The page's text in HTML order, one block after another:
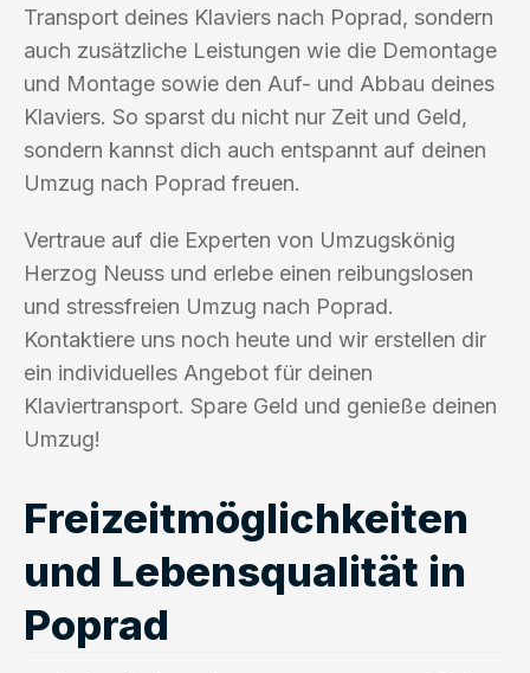
Transport deines Klaviers nach Poprad, sondern
auch zusätzliche Leistungen wie die Demontage
und Montage sowie den Auf- und Abbau deines
Klaviers. So sparst du nicht nur Zeit und Geld,
sondern kannst dich auch entspannt auf deinen
Umzug nach Poprad freuen.
Vertraue auf die Experten von Umzugskönig
Herzog Neuss und erlebe einen reibungslosen
und stressfreien Umzug nach Poprad.
Kontaktiere uns noch heute und wir erstellen dir
ein individuelles Angebot für deinen
Klaviertransport. Spare Geld und genieße deinen
Umzug!
Freizeitmöglichkeiten
und Lebensqualität in
Poprad